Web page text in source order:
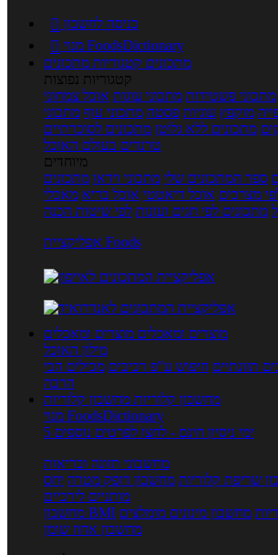
 כניסה לחשבון

מנוי FoodsDictionary
מתכונים קטגוריות מתכונים
קטגוריות נפוצות
מתכוני פשטידות מתכוני עוגות אוכל צמחוני
מוקפץ עוגיות פסטה מתכוני עוף מתכוני
מתכונים ללא גלוטן מתכונים לסוכרתיים
טרנדים בעולם האוכל
מיוחדים
ספר המתכונים שלי מתכוני וידאו מתכונים
מצרכים אוכל דיאטטי אוכל בריא מאכלי
מתכונים לפי חגים ועונות לפי שיטות הכנה
אפליקציית Foods
מוצרים ומאכלים מוצרים ומאכלים
מילון האוכל
תזונתיים חיפוש ע"פ רכיבים מכילים הכי
הרבה
מחשבון קלוריות מחשבון קלוריות
מנוי FoodsDictionary
5 ימי ניסיון חינם - לחצו לפרטים נוספים
מחשבוני תזונה ובריאות
שריפת קלוריות מחשבון דופק מטרה יחס
מותניים לירכיים
מחשבון BMI מחשבון מינונים מומלצים
מחשבון אחוז שומן